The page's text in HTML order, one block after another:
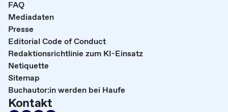
FAQ
Mediadaten
Presse
Editorial Code of Conduct
Redaktionsrichtlinie zum KI-Einsatz
Netiquette
Sitemap
Buchautor:in werden bei Haufe
Kontakt